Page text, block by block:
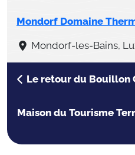
Mondorf Domaine
Mondorf-les-Bains,
Le retour du Bouillon
Maison du Tourisme